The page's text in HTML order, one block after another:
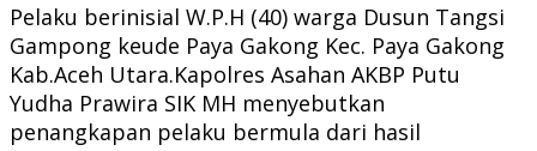
Pelaku berinisial W.P.H (40) warga Dusun Tangsi
Gampong keude Paya Gakong Kec. Paya Gakong
Kab.Aceh Utara.Kapolres Asahan AKBP Putu
Yudha Prawira SIK MH menyebutkan
penangkapan pelaku bermula dari hasil